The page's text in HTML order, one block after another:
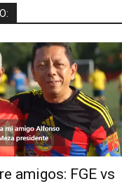
amigos: FGE vs